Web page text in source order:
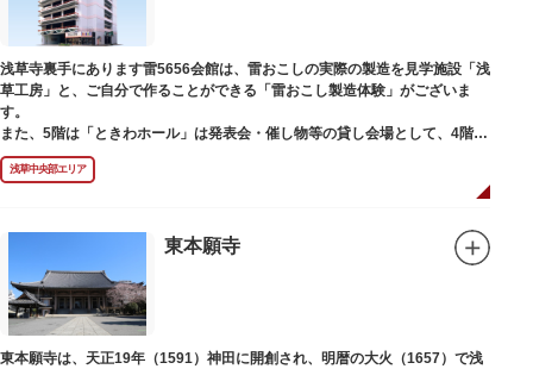
浅草寺裏手にあります雷5656会館は、雷おこしの実際の製造を見学施設「浅
草工房」と、ご自分で作ることができる「雷おこし製造体験」がございま
す。
また、5階は「ときわホール」は発表会・催し物等の貸し会場として、4階は
打合せなどでご利用いただける「貸しスペース」がございます。
浅草中央部エリア
東本願寺
東本願寺は、天正19年（1591）神田に開創され、明暦の大火（1657）で浅